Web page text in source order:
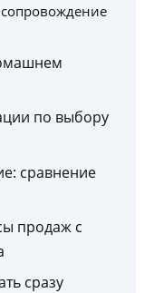
по выбору
сравнение
продаж с
сразу